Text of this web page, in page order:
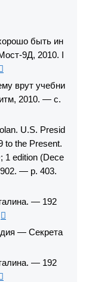
быть ин
9Д, 2010. I
врут учебни
2010. — с.
U.S. Presid
to the Present.
1 edition (Dece
— p. 403.
— 192
— Секрета
— 192